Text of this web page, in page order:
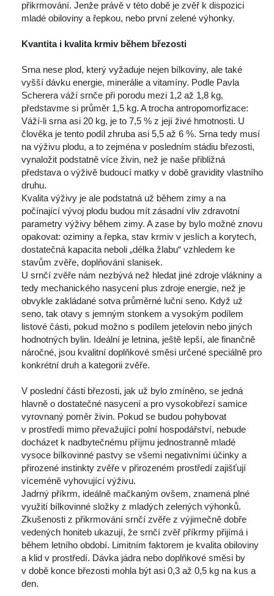
přikrmování. Jenže právě v této době je zvěř k dispozici
mladé obiloviny a řepkou, nebo první zelené výhonky.
Kvantita i kvalita krmiv během březosti
Srna nese plod, který vyžaduje nejen bílkoviny, ale také
vyšší dávku energie, minerálie a vitamíny. Podle Pavla
Scherera váží srnče při porodu mezi 1,2 až 1,8 kg,
představme si průměr 1,5 kg. A trocha antropomorfizace:
Váží-li srna asi 20 kg, je to 7,5 % z její živé hmotnosti. U
člověka je tento podíl zhruba asi 5,5 až 6 %. Srna tedy musí
na výživu plodu, a to zejména v posledním stádiu březosti,
vynaložit podstatně více živin, než je naše přibližná
představa o výživě budoucí matky v době gravidity vlastního
druhu.
Kvalita výživy je ale podstatná už během zimy a na
počínající vývoj plodu budou mít zásadní vliv zdravotní
parametry výživy během zimy. A zase by bylo možné znovu
opakovat: oziminy a řepka, stav krmiv v jeslích a korytech,
dostatečná kapacita neboli „délka žlabu“ vzhledem ke
tavům zvěře, doplňování slanisek.
U srnčí zvěře nám nezbývá než hledat jiné zdroje vlákniny a
tedy mechanického nasycení plus zdroje energie, než je
obvykle zakládané sotva průměrné luční seno. Když už
eno, tak otavy s jemným stonkem a vysokým podílem
listové části, pokud možno s podílem jetelovin nebo jiných
hodnotných bylin. Ideální je letnina, ještě lepší, ale finančně
náročné, jsou kvalitní doplňkové směsi určené speciálně pro
konkrétní druh a kategorii zvěře.
V poslední části březosti, jak už bylo zmíněno, se jedná
hlavně o dostatečné nasycení a pro vysokobřezí samice
vyrovnaný poměr živin. Pokud se budou pohybovat
v prostředí mimo převažující polní hospodářství, nebude
docházet k nadbytečnému příjmu jednostranně mladé
vysoce bílkovinné pastvy se všemi negativními účinky a
přirozené instinkty zvěře v přirozeném prostředí zajišťují
víceméně vyhovující výživu.
Jadrný příkrm, ideálně mačkaným ovšem, znamená plné
využití bílkovinné složky z mladých zelených výhonků.
Zkušenosti z přikrmování srnčí zvěře z výjimečně dobře
vedených honiteb ukazují, že srnčí zvěř příkrmy přijímá i
během letního období. Limitním faktorem je kvalita obiloviny
a klid v prostředí. Dávka jádra nebo doplňkové směsi by
v době konce březosti mohla být asi 0,3 až 0,5 kg na kus a
den.